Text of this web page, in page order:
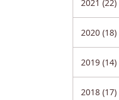
2021 (22)
2020 (18)
2019 (14)
2018 (17)